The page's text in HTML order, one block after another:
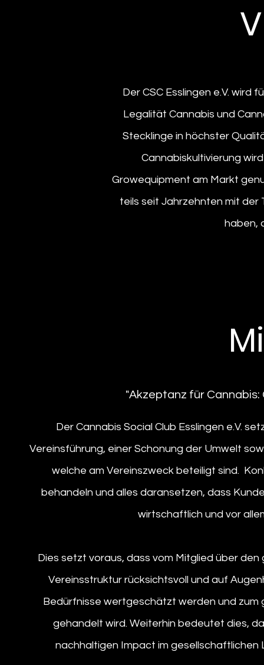
Der CSC Esslingen e.V. wird
Legalität Cannabis und
Stecklinge in höchster
Cannabiskultivierung
Growequipment am Markt
teils seit Jahrzehnten mit
haben,
"Akzeptanz für
Der Cannabis Social Club Esslingen e.V.
Vereinsführung, einer Schonung der Umwelt
welche am Vereinszweck beteiligt sind.
behandeln und alles daransetzen, dass
wirtschaftlich und vor
Dies setzt voraus, dass vom Mitglied über
Vereinsstruktur rücksichtsvoll und auf
Bedürfnisse wertgeschätzt werden und zum
gehandelt wird. Weiterhin bedeutet dies,
nachhaltigen Impact im gesellschaftlichen